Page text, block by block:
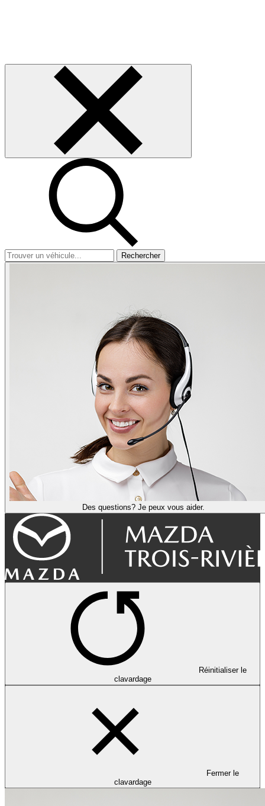
Rechercher
Des questions? Je peux vous aider.
Réinitialiser le
clavardage
Fermer le
clavardage